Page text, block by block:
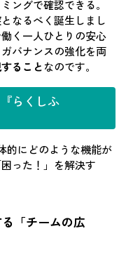
ングで確認できる。
となるべく誕生しまし
く一人ひとりの安心
バナンスの強化を両
ることなのです。
らくしふ
的にどのような機能が
った！」を解決す
「チームの広